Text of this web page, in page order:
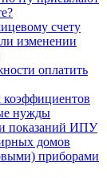
счету
изменении
оплатить
нужды
показаний ИПУ
домов
приборами